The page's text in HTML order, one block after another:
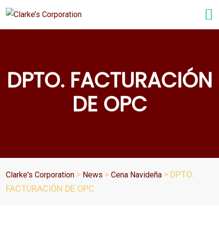
DPTO. FACTURACIÓN
DE OPC
Clarke's Corporation > News > Cena Navideña > DPTO.
FACTURACIÓN DE OPC